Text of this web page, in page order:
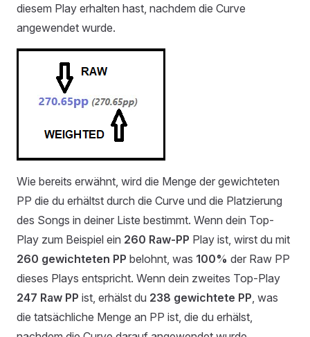
diesem Play erhalten hast, nachdem die Curve
angewendet wurde.
Wie bereits erwähnt, wird die Menge der gewichteten
PP die du erhältst durch die Curve und die Platzierung
des Songs in deiner Liste bestimmt. Wenn dein Top-
Play zum Beispiel ein 260 Raw-PP Play ist, wirst du mit
260 gewichteten PP belohnt, was 100% der Raw PP
dieses Plays entspricht. Wenn dein zweites Top-Play
247 Raw PP ist, erhälst du 238 gewichtete PP , was
die tatsächliche Menge an PP ist, die du erhälst,